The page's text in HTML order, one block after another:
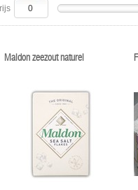
Maldon zeezout naturel